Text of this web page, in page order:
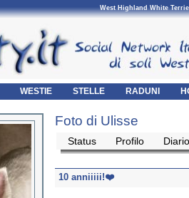
West Highland White
WESTIE STELLE RADUNI
Foto di Ulisse
Status Profilo Diario
10 anniiiii!❤️